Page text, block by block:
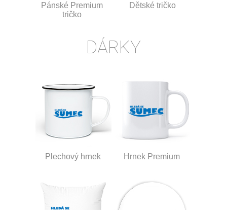
Pánské Premium
tričko
Dětské tričko
DÁRKY
Plechový hrnek Hrnek Premium